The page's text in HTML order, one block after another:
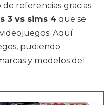
referencias gracias
3 vs sims 4 que se
Aquí
pudiendo
y modelos del